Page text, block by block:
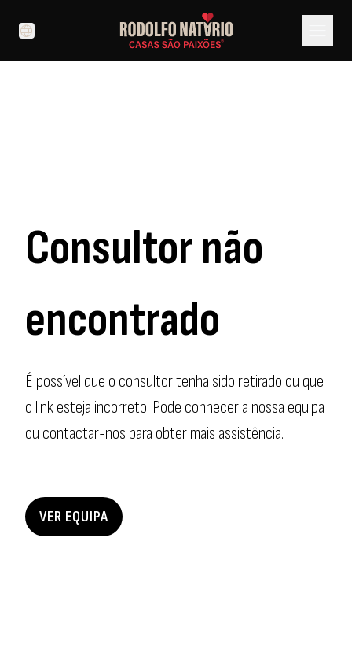
language
Consultor não
encontrado
É possível que o consultor tenha sido retirado ou que
o link esteja incorreto. Pode conhecer a nossa equipa
ou contactar-nos para obter mais assistência.
VER EQUIPA